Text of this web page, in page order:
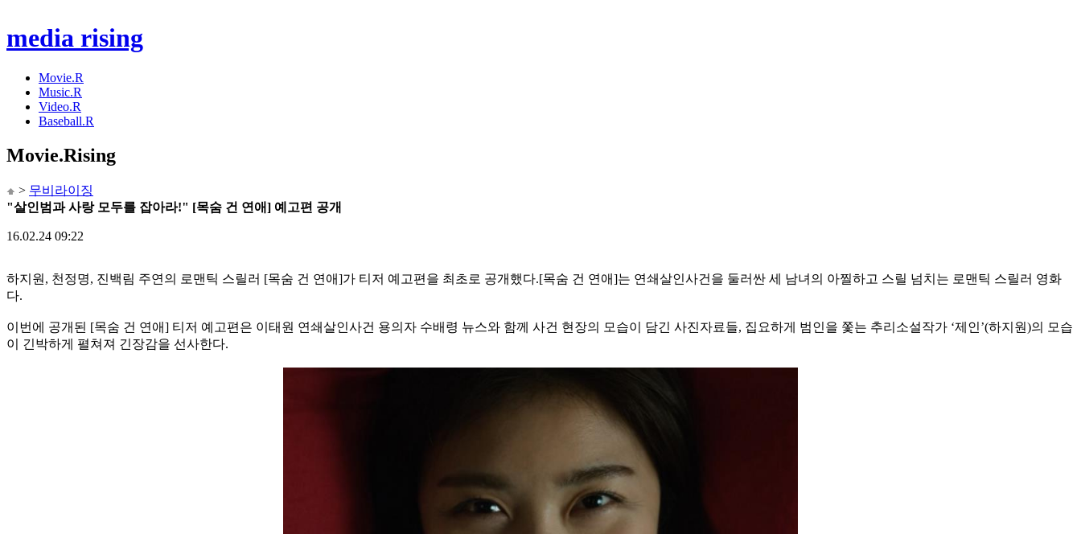
media rising
Movie.R
Music.R
Video.R
Baseball.R
Movie.Rising
> 무비라이징
"살인범과 사랑 모두를 잡아라!" [목숨 건 연애] 예고편 공개
16.02.24 09:22
하지원, 천정명, 진백림 주연의 로맨틱 스릴러 [목숨 건 연애]가 티저 예고편을 최초로 공개했다.[목숨 건 연애]는 연쇄살인사건을 둘러싼 세 남녀의 아찔하고 스릴 넘치는 로맨틱 스릴러 영화
다.
이번에 공개된 [목숨 건 연애] 티저 예고편은 이태원 연쇄살인사건 용의자 수배령 뉴스와 함께 사건 현장의 모습이 담긴 사진자료들, 집요하게 범인을 쫓는 추리소설작가 ‘제인’(하지원)의 모습
이 긴박하게 펼쳐져 긴장감을 선사한다.